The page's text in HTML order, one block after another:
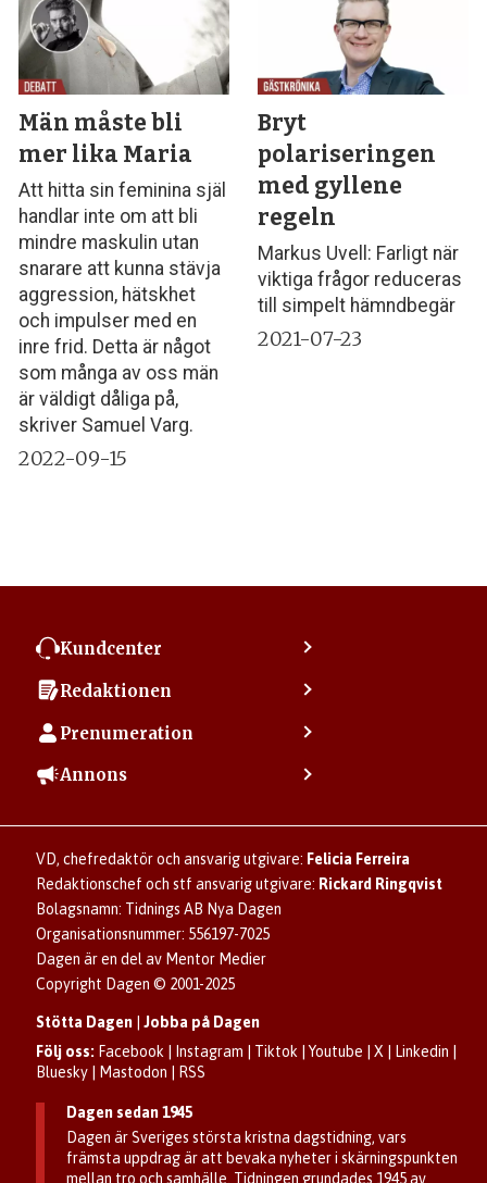
Män måste bli
mer lika Maria
Att hitta sin feminina själ
handlar inte om att bli
mindre maskulin utan
snarare att kunna stävja
aggression, hätskhet
och impulser med en
inre frid. Detta är något
som många av oss män
är väldigt dåliga på,
skriver Samuel Varg.
2022-09-15
Bryt
polariseringen
med gyllene
regeln
Markus Uvell: Farligt när
viktiga frågor reduceras
till simpelt hämndbegär
2021-07-23
Kundcenter
Min sida
Vanliga frågor
Användarvillkor
Redaktionen
Tipsa Dagen
Vill du debattera i Dagen?
Dagen förklarar
Upphovsrätt och AI
Om Dagen
Prenumeration
Så skapar du ett konto
Dagen som taltidningen
Senaste numret av eDagen
Dagens arkiv
Annons
Annonsera
Familjeannonser
Se dödsannonser/minnesrum
Anmäl störande/felaktig annons
VD, chefredaktör och ansvarig utgivare: Felicia Ferreira
Redaktionschef och stf ansvarig utgivare: Rickard Ringqvist
Bolagsnamn: Tidnings AB Nya Dagen
Organisationsnummer: 556197-7025
Dagen är en del av Mentor Medier
Copyright Dagen © 2001-2025
Stötta Dagen |Jobba på Dagen
Följ oss: Facebook Instagram Tiktok |Youtube |X Linkedin
Bluesky
Mastodon RSS
Dagen sedan 1945
Dagen är Sveriges största kristna dagstidning, vars
främsta uppdrag är att bevaka nyheter i skärningspunkten
mellan tro och samhälle. Tidningen grundades 1945 av